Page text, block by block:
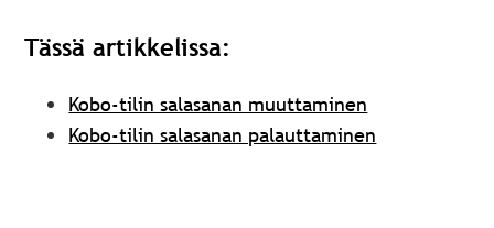
Tässä artikkelissa:
Kobo-tilin salasanan muuttaminen
Kobo-tilin salasanan palauttaminen